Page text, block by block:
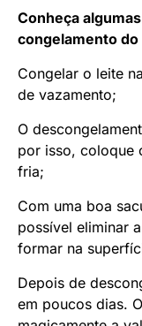
Conheça
congelamento do
Congelar o leite
de vazamento;
O
por isso, coloque
fria;
Com uma boa
possível eliminar
formar na
Depois de
em poucos dias.